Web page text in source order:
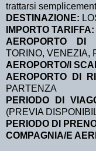
trattarsi
DESTINAZIONE:
IMPORTO TARIFFA:
AEROPORTO DI
TORINO, VENEZIA,
AEROPORTO/I
AEROPORTO DI
PARTENZA
PERIODO DI
(PREVIA
PERIODO DI
COMPAGNIA/E